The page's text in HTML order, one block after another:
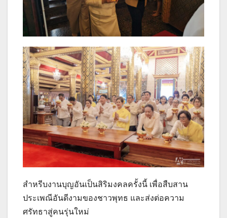
สำหรีบงานบุญอันเป็นสิริมงคลครั้งนี้ เพื่อสืบสาน
ประเพณีอันดีงามของชาวพุทธ และส่งต่อความ
ศรัทธาสู่คนรุ่นใหม่